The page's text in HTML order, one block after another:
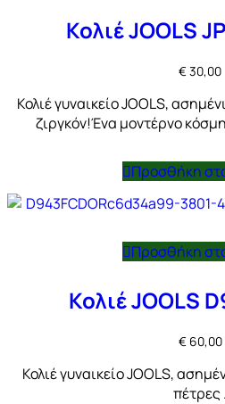
Κολιέ JOOLS
€30,00
Κολιέ γυναικείο JOOLS,
ζιργκόν!Ένα μοντέρνο
Προσθήκη
Προσθήκη
Κολιέ JOOLS
€60,00
Κολιέ γυναικείο JOOLS,
πέτρες .